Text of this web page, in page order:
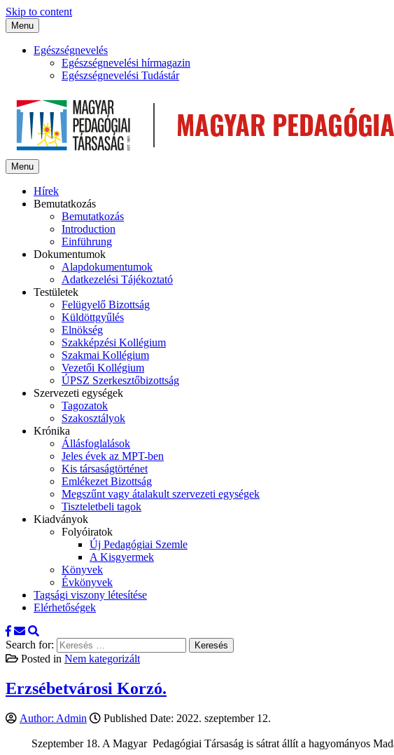
Skip to content
Menu
Egészségnevelés
Egészségnevelési hírmagazin
Egészségnevelési Tudástár
Menu
Hírek
Bemutatkozás
Bemutatkozás
Introduction
Einführung
Dokumentumok
Alapdokumentumok
Adatkezelési Tájékoztató
Testületek
Felügyelő Bizottság
Küldöttgyűlés
Elnökség
Szakképzési Kollégium
Szakmai Kollégium
Vezetői Kollégium
ÚPSZ Szerkesztőbizottság
Szervezeti egységek
Tagozatok
Szakosztályok
Krónika
Állásfoglalások
Jeles évek az MPT-ben
Kis társaságtörténet
Emlékezet Bizottság
Megszűnt vagy átalakult szervezeti egységek
Tiszteletbeli tagok
Kiadványok
Folyóiratok
Új Pedagógiai Szemle
A Kisgyermek
Könyvek
Évkönyvek
Tagsági viszony létesítése
Elérhetőségek
Search for:
Posted in Nem kategorizált
Erzsébetvárosi Korzó.
Author: Admin Published Date: 2022. szeptember 12.
Szeptember 18. A Magyar Pedagógiai Társaság is sátrat állít a hagyományos